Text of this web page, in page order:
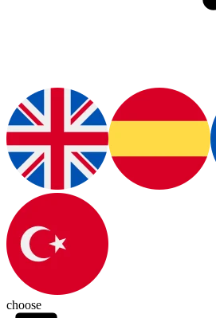
choose